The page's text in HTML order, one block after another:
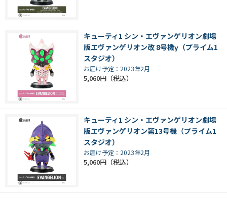
キューティ1 シン・エヴァンゲリオン劇場
版エヴァンゲリオン改 8号機γ（プライム1
スタジオ）
お届け予定：2023年2月
5,060円
キューティ1 シン・エヴァンゲリオン劇場
版エヴァンゲリオン第13号機（プライム1
スタジオ）
お届け予定：2023年2月
5,060円